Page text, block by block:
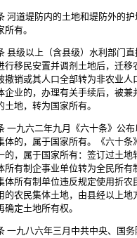
道堤防内的土地和堤防外的护
有。
级以上（含县级）水利部门直
行移民安置并调剂土地后，迁
撤销或其人口全部转为非农业
企业的，办理有关手续后，被
土地，转为国家所有。
九六二年九月《六十条》公布
体的，属于国家所有。《六十
的，属于国家所有：签订过土
所有制企事业单位转为全民所
体所有制单位违反规定使用折
的农民集体土地，由县经以上
定土地所有权。
九八六年三月中共中央、国务